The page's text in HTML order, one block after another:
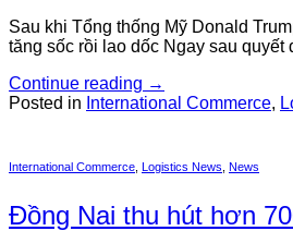
Sau khi Tổng thống Mỹ Donald
tăng sốc rồi lao dốc Ngay sau
Continue reading →
Posted in International Commerce,
International Commerce Logistics News News
Đồng Nai thu hút hơn